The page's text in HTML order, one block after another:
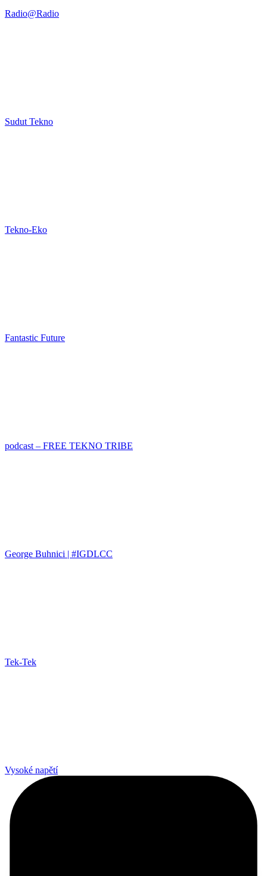
Radio@Radio
Sudut Tekno
Tekno-Eko
Fantastic Future
podcast – FREE TEKNO TRIBE
George Buhnici | #IGDLCC
Tek-Tek
Vysoké napětí